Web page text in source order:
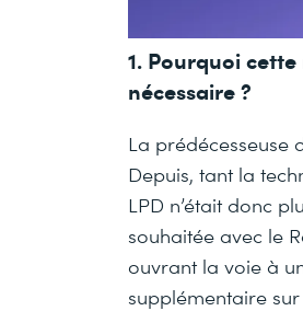
1. Pourquoi
nécessaire ?
La prédécesseuse
Depuis, tant la
LPD n’était donc
souhaitée avec le
ouvrant la voie à
supplémentaire